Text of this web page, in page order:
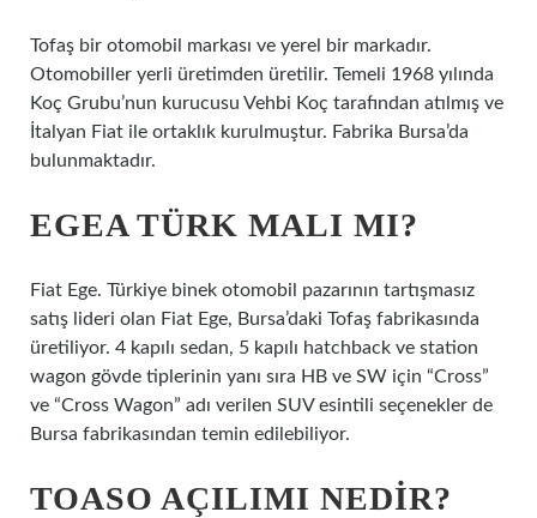
Tofaş bir otomobil markası ve yerel bir markadır.
Otomobiller yerli üretimden üretilir. Temeli 1968 yılında
Koç Grubu’nun kurucusu Vehbi Koç tarafından atılmış ve
İtalyan Fiat ile ortaklık kurulmuştur. Fabrika Bursa’da
bulunmaktadır.
EGEA TÜRK MALI MI?
Fiat Ege. Türkiye binek otomobil pazarının tartışmasız
satış lideri olan Fiat Ege, Bursa’daki Tofaş fabrikasında
üretiliyor. 4 kapılı sedan, 5 kapılı hatchback ve station
wagon gövde tiplerinin yanı sıra HB ve SW için “Cross”
ve “Cross Wagon” adı verilen SUV esintili seçenekler de
Bursa fabrikasından temin edilebiliyor.
TOASO AÇILIMI NEDIR?